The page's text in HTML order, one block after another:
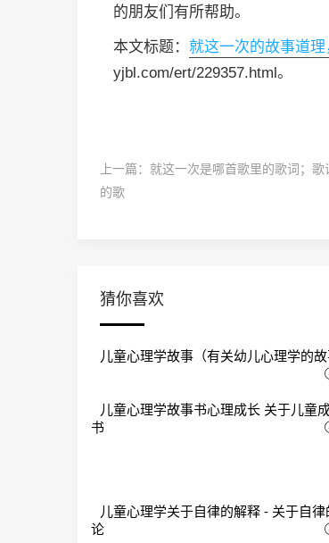
的朋友们有所帮助。
本文标题： 就这一次的故事道
yjbl.com/ert/229357.html。
上一篇： 就这一次是哪首歌里的歌词；歌
的歌
猜你喜欢
儿童心理学故事（有关幼儿心理学的故
儿童心理学故事书心理成长 关于儿童
书
儿童心理学关于自律的解释 - 关于自
论